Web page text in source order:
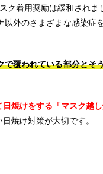
ク着用奨励は緩和されま
外のさまざまな感染症
覆われている部分とそ
焼けをする「マスク越し
焼け対策が大切です。